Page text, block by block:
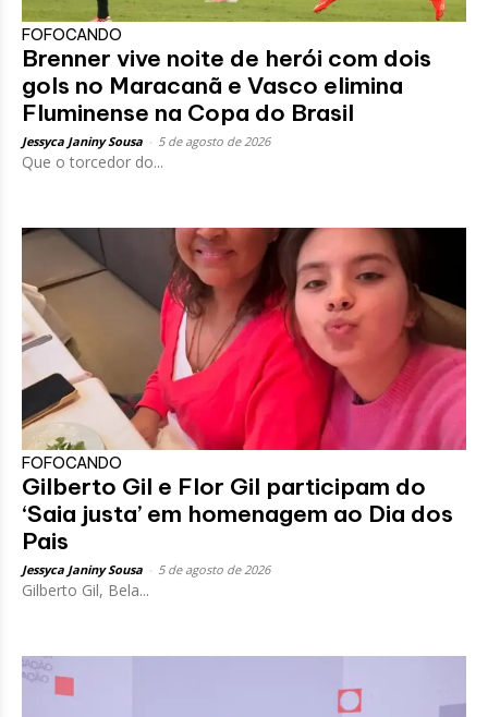
FOFOCANDO
Brenner vive noite de herói com dois
gols no Maracanã e Vasco elimina
Fluminense na Copa do Brasil
Jessyca Janiny Sousa 5 de agosto de 2026
Que o torcedor do...
FOFOCANDO
Gilberto Gil e Flor Gil participam do
‘Saia justa’ em homenagem ao Dia dos
Pais
Jessyca Janiny Sousa 5 de agosto de 2026
Gilberto Gil, Bela...